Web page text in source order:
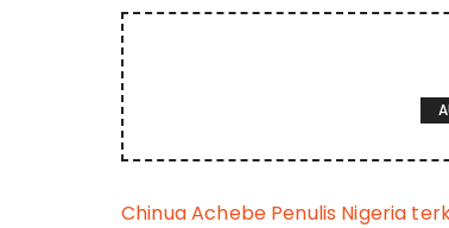
Chinua Achebe Penulis Nigeria